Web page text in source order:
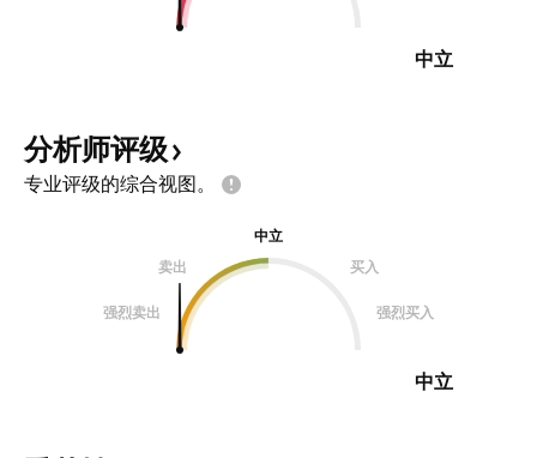
中立
分析师评级
专业评级的综合视图。
中立
卖出
买入
强烈卖出 强烈买入
中立